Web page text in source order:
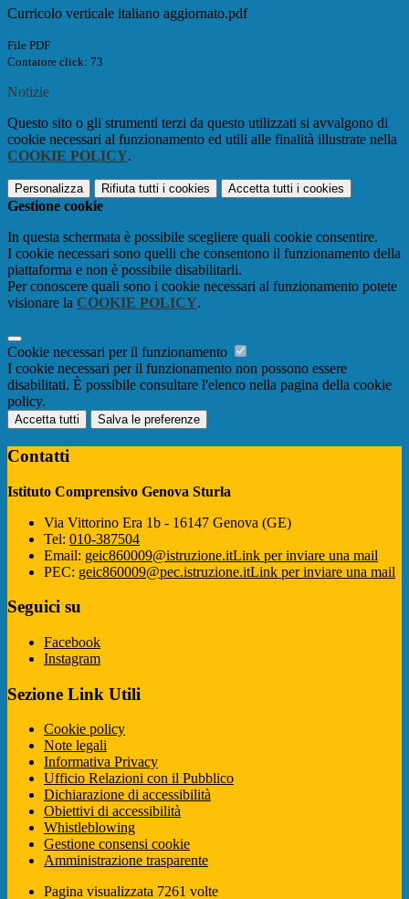
Curricolo verticale italiano aggiornato.pdf
File PDF
Contatore click: 73
Notizie
Questo sito o gli strumenti terzi da questo utilizzati si avvalgono di
cookie necessari al funzionamento ed utili alle finalità illustrate nella
COOKIE POLICY.
Personalizza Rifiuta tutti i cookies Accetta tutti i cookies
Gestione cookie
In questa schermata è possibile scegliere quali cookie consentire.
I cookie necessari sono quelli che consentono il funzionamento della
piattaforma e non è possibile disabilitarli.
Per conoscere quali sono i cookie necessari al funzionamento potete
visionare la COOKIE POLICY.
Cookie necessari per il funzionamento
I cookie necessari per il funzionamento non possono essere
disabilitati. È possibile consultare l'elenco nella pagina della cookie
policy.
Accetta tutti Salva le preferenze
Contatti
Istituto Comprensivo Genova Sturla
Via Vittorino Era 1b - 16147 Genova (GE)
Tel: 010-387504
Email: geic860009@istruzione.itLink per inviare una mail
PEC: geic860009@pec.istruzione.itLink per inviare una mail
Seguici su
Facebook
Instagram
Sezione Link Utili
Cookie policy
Note legali
Informativa Privacy
Ufficio Relazioni con il Pubblico
Dichiarazione di accessibilità
Obiettivi di accessibilità
Whistleblowing
Gestione consensi cookie
Amministrazione trasparente
Pagina visualizzata 7261 volte